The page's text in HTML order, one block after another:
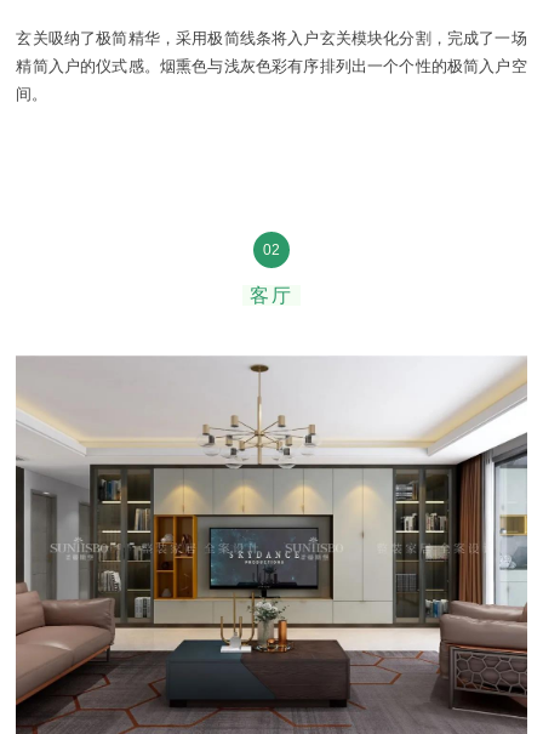
玄关吸纳了极简精华，采用极简线条将入户玄关模块化分割，完成了一场
精简入户的仪式感。烟熏色与浅灰色彩有序排列出一个个性的极简入户空
间。
02
客厅